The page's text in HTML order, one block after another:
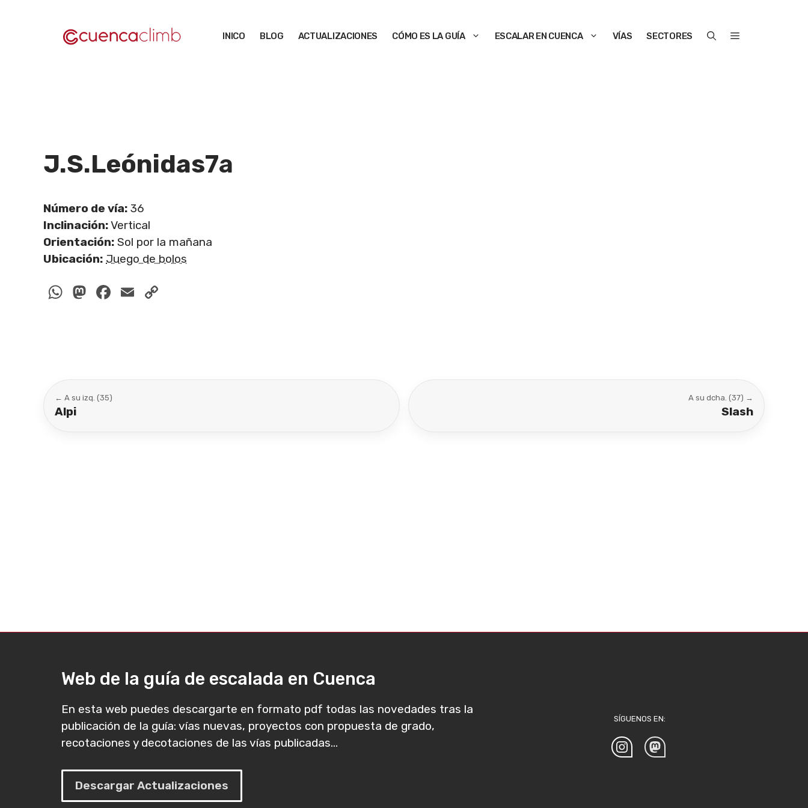
INICO BLOG ACTUALIZACIONES CÓMO ES LA GUÍA ESCALAR EN CUENCA VÍAS SECTORES
J.S.Leónidas7a
Número de vía: 36
Inclinación:Vertical
Orientación: Sol por la mañana
Ubicación: Juego de bolos
WhatsApp
Mastodon
Facebook
Email
← A su izq. (35)
Alpi
A su dcha. (37) →
Slash
Web de la guía de escalada en Cuenca
En esta web puedes descargarte en formato pdf todas las novedades tras la
publicación de la guía: vías nuevas, proyectos con propuesta de grado,
recotaciones y decotaciones de las vías publicadas...
Descargar Actualizaciones
SÍGUENOS EN: